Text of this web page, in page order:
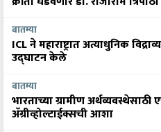
बातम्या
ICL ने महाराष्ट्रात अत्याधुनिक
उद्घाटन केले
बातम्या
भारताच्या ग्रामीण
अ‍ॅग्रीव्होल्टाईक्सची आशा